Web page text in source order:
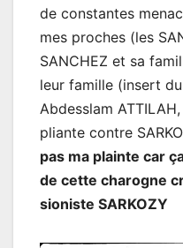
de constantes
mes proches (les
SANCHEZ et sa
leur famille (insert
Abdesslam
pliante contre
pas ma plainte car
de cette charogne
sioniste SARKOZY